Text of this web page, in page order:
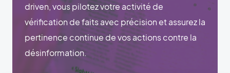
driven, vous pilotez votre activité de
vérification de faits avec précision et assurez la
pertinence continue de vos actions contre la
désinformation.